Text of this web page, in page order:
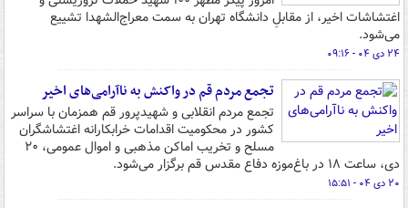
اغتشاشات اخیر، از مقابلِ دانشگاه تهران به سمت معراج‌الشهدا تشییع
می‌شود.
۲۴ دی ۰۴ - ۰۹:۱۶
تجمع مردم قم در واکنش به ناآرامی‌های اخیر
تجمع مردم انقلابی و شهیدپرور قم همزمان با سراسر
کشور در محکومیت اقدامات خرابکارانه اغتشاشگران
مسلح و تخریب اماکن مذهبی و اموال عمومی، ۲۰
دی‌، ساعت ۱۸ در باغ‌موزه دفاع مقدس قم برگزار می‌شود.
۲۰ دی ۰۴ - ۱۵:۵۱